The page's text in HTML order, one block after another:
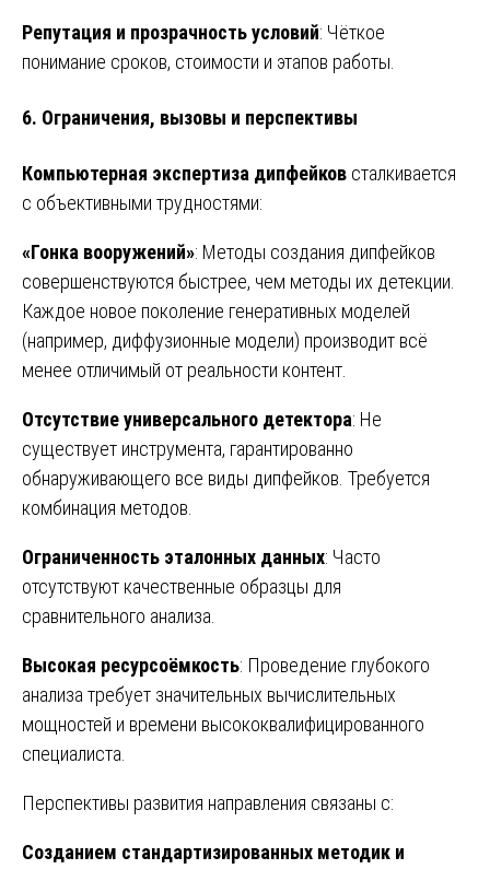
Репутация и прозрачность условий: Чёткое
понимание сроков, стоимости и этапов работы.
6. Ограничения, вызовы и перспективы
Компьютерная экспертиза дипфейков сталкивается
с объективными трудностями:
«Гонка вооружений»: Методы создания дипфейков
совершенствуются быстрее, чем методы их детекции.
Каждое новое поколение генеративных моделей
(например, диффузионные модели) производит всё
менее отличимый от реальности контент.
Отсутствие универсального детектора: Не
существует инструмента, гарантированно
обнаруживающего все виды дипфейков. Требуется
комбинация методов.
Ограниченность эталонных данных: Часто
отсутствуют качественные образцы для
сравнительного анализа.
Высокая ресурсоёмкость: Проведение глубокого
анализа требует значительных вычислительных
мощностей и времени высококвалифицированного
специалиста.
Перспективы развития направления связаны с:
Созданием стандартизированных методик и